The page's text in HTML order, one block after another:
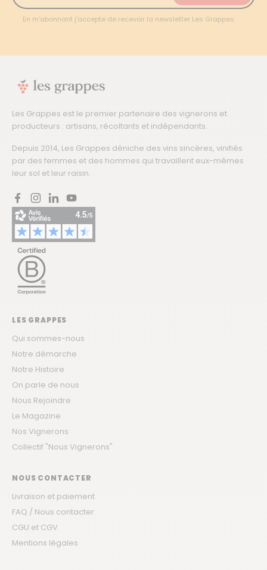
En m'abonnant j'accepte de recevoir la newsletter Les Grappes.
Les Grappes est le premier partenaire des vignerons et
producteurs : artisans, récoltants et indépendants.
Depuis 2014, Les Grappes déniche des vins sincères, vinifiés
par des femmes et des hommes qui travaillent eux-mêmes
leur sol et leur raisin.
FacebookInstagram
LinkedInYouTube
LES GRAPPES
Qui sommes-nous
Notre démarche
Notre Histoire
On parle de nous
Nous Rejoindre
Le Magazine
Nos Vignerons
Collectif "Nous Vignerons"
NOUS CONTACTER
Livraison et paiement
FAQ / Nous contacter
CGU et CGV
Mentions légales